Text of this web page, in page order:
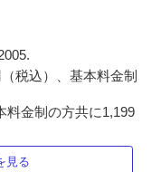
税込）、基本料金制
料金制の方共に1,199
見る